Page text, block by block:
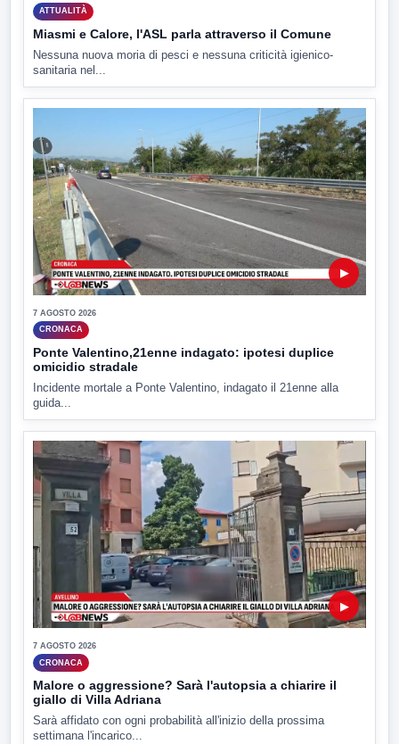
ATTUALITÀ
Miasmi e Calore, l'ASL parla attraverso il Comune
Nessuna nuova moria di pesci e nessuna criticità igienico-
sanitaria nel...
▶
7 AGOSTO 2026
CRONACA
Ponte Valentino,21enne indagato: ipotesi duplice
omicidio stradale
Incidente mortale a Ponte Valentino, indagato il 21enne alla
guida...
▶
7 AGOSTO 2026
CRONACA
Malore o aggressione? Sarà l'autopsia a chiarire il
giallo di Villa Adriana
Sarà affidato con ogni probabilità all'inizio della prossima
settimana l'incarico...